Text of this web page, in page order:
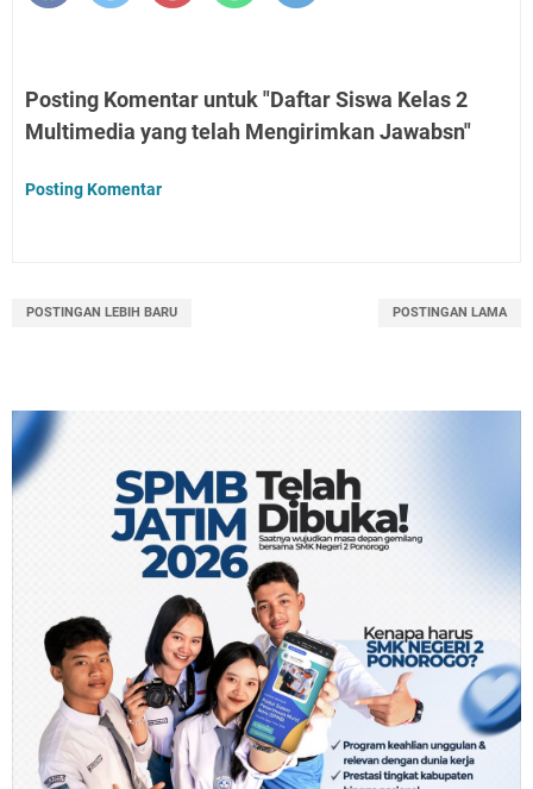
Posting Komentar untuk "Daftar Siswa Kelas 2
Multimedia yang telah Mengirimkan Jawabsn"
Posting Komentar
POSTINGAN LEBIH BARU POSTINGAN LAMA